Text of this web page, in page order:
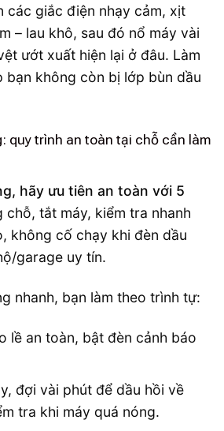
các giắc điện nhạy cảm, xịt
– lau khô, sau đó nổ máy vài
ướt xuất hiện lại ở đâu. Làm
bạn không còn bị lớp bùn dầu
quy trình an toàn tại chỗ cần làm
hãy ưu tiên an toàn với 5
chỗ, tắt máy, kiểm tra nhanh
không cố chạy khi đèn dầu
garage uy tín.
nhanh, bạn làm theo trình tự:
lề an toàn, bật đèn cảnh báo
đợi vài phút để dầu hồi về
tra khi máy quá nóng.